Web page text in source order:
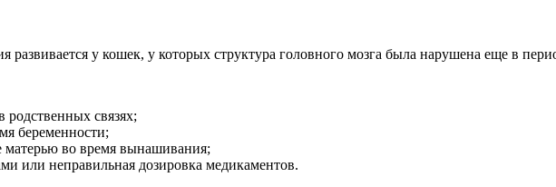
развивается у кошек, у которых структура головного мозга была нарушена еще в
связях;
беременности;
матерью во время вынашивания;
или неправильная дозировка медикаментов.